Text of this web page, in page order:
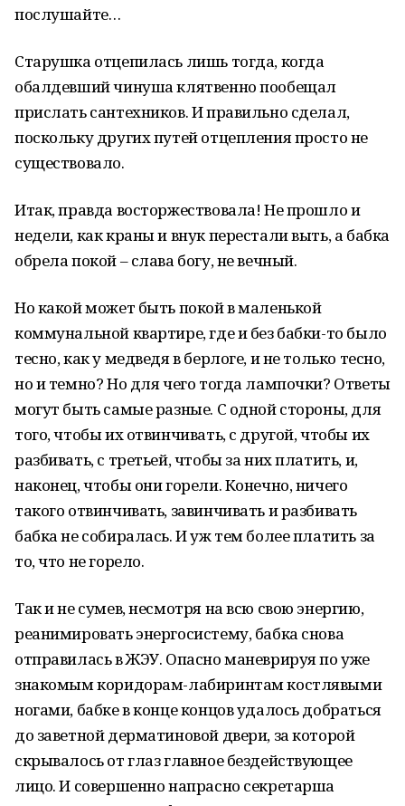
послушайте…
Старушка отцепилась лишь тогда, когда
обалдевший чинуша клятвенно пообещал
прислать сантехников. И правильно сделал,
поскольку других путей отцепления просто не
существовало.
Итак, правда восторжествовала! Не прошло и
недели, как краны и внук перестали выть, а бабка
обрела покой – слава богу, не вечный.
Но какой может быть покой в маленькой
коммунальной квартире, где и без бабки-то было
тесно, как у медведя в берлоге, и не только тесно,
но и темно? Но для чего тогда лампочки? Ответы
могут быть самые разные. С одной стороны, для
того, чтобы их отвинчивать, с другой, чтобы их
разбивать, с третьей, чтобы за них платить, и,
наконец, чтобы они горели. Конечно, ничего
такого отвинчивать, завинчивать и разбивать
бабка не собиралась. И уж тем более платить за
то, что не горело.
Так и не сумев, несмотря на всю свою энергию,
реанимировать энергосистему, бабка снова
отправилась в ЖЭУ. Опасно маневрируя по уже
знакомым коридорам-лабиринтам костлявыми
ногами, бабке в конце концов удалось добраться
до заветной дерматиновой двери, за которой
скрывалось от глаз главное бездействующее
лицо. И совершенно напрасно секретарша